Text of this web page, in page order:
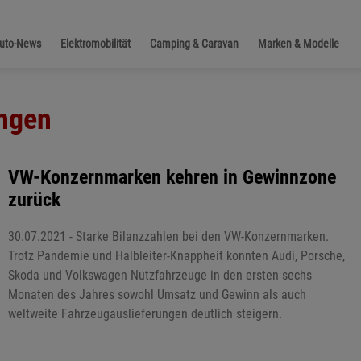
News Elektromobilität Camping & Caravan Marken & Modelle
VW-Konzernmarken kehren in Gewinnzone
zurück
30.07.2021 - Starke Bilanzzahlen bei den VW-Konzernmarken.
Trotz Pandemie und Halbleiter-Knappheit konnten Audi, Porsche,
Skoda und Volkswagen Nutzfahrzeuge in den ersten sechs
Monaten des Jahres sowohl Umsatz und Gewinn als auch
weltweite Fahrzeugauslieferungen deutlich steigern.